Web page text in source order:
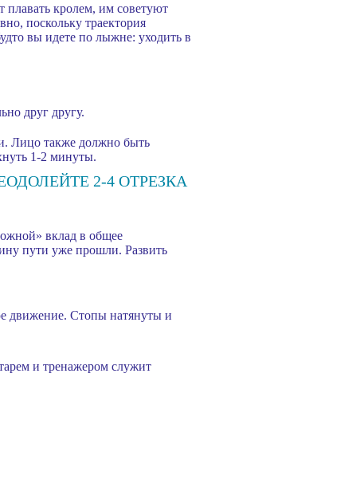
плавать кролем, им советуют
поскольку траектория
вы идете по лыжне: уходить в
друг другу.
Лицо также должно быть
1-2 минуты.
2-4 ОТРЕЗКА
вклад в общее
пути уже прошли. Развить
движение. Стопы натянуты и
и тренажером служит